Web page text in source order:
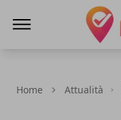
Home Attualità